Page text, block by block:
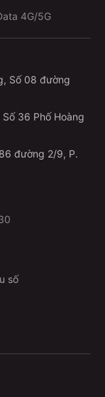
4G/5G
Số 08 đường
36 Phố Hoàng
đường 2/9, P.
số